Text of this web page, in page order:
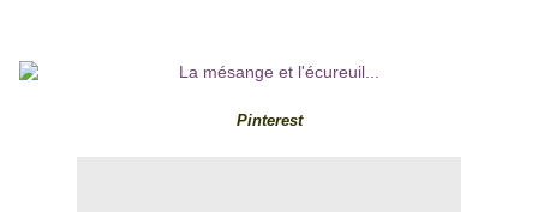
Pinterest